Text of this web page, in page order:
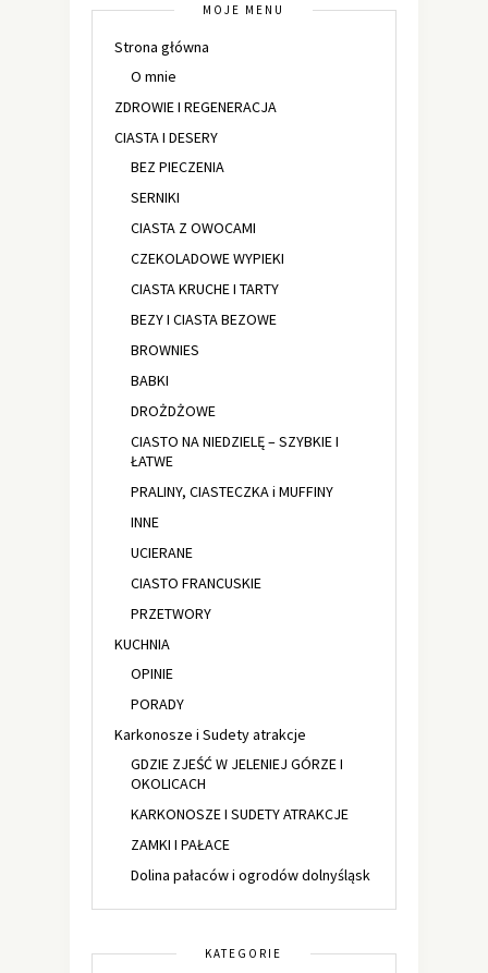
MOJE MENU
Strona główna
O mnie
ZDROWIE I REGENERACJA
CIASTA I DESERY
BEZ PIECZENIA
SERNIKI
CIASTA Z OWOCAMI
CZEKOLADOWE WYPIEKI
CIASTA KRUCHE I TARTY
BEZY I CIASTA BEZOWE
BROWNIES
BABKI
DROŻDŻOWE
CIASTO NA NIEDZIELĘ – SZYBKIE I
ŁATWE
PRALINY, CIASTECZKA i MUFFINY
INNE
UCIERANE
CIASTO FRANCUSKIE
PRZETWORY
KUCHNIA
OPINIE
PORADY
Karkonosze i Sudety atrakcje
GDZIE ZJEŚĆ W JELENIEJ GÓRZE I
OKOLICACH
KARKONOSZE I SUDETY ATRAKCJE
ZAMKI I PAŁACE
Dolina pałaców i ogrodów dolnyśląsk
KATEGORIE